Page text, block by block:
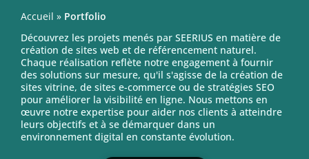
Accueil » Portfolio
Découvrez les projets menés par SEERIUS en matière de
création de sites web et de référencement naturel.
Chaque réalisation reflète notre engagement à fournir
des solutions sur mesure, qu'il s'agisse de la création de
sites vitrine, de sites e-commerce ou de stratégies SEO
pour améliorer la visibilité en ligne. Nous mettons en
œuvre notre expertise pour aider nos clients à atteindre
leurs objectifs et à se démarquer dans un
environnement digital en constante évolution.